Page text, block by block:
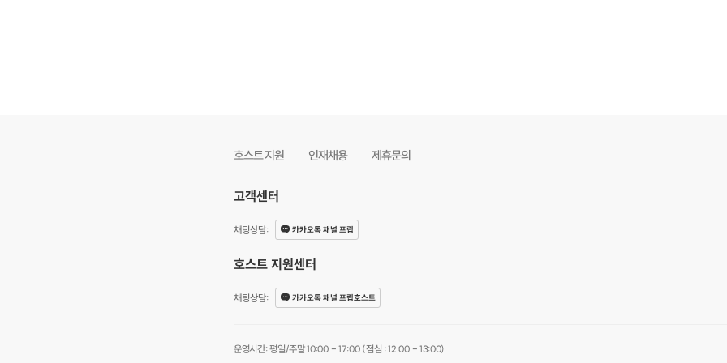
로스팅 교육 8년 진행 및 로스팅 실습
성남종합사회복지관 핸드드립 단체수업
서울디자인고, 숭의여고 커피힐링하기 단체수업
현대모비스, 게스코리아, 서울시남부교육청, 서울시 돌봄지원센터 커
링하기 단체수업
주한대사관 외국인 대상 단체수업, 기타 다수
호스트 지원 인재채용 제휴문의
고객센터
채팅상담: 카카오톡 채널 프립
호스트 지원센터
채팅상담: 카카오톡 채널 프립호스트
운영시간: 평일/주말 10:00 - 17:00 (점심 : 12:00 - 13:00)